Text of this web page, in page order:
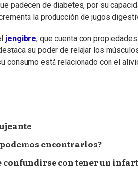
padecen de diabetes, por su
la producción de jugos
jengibre, que cuenta con propiedades
su poder de relajar los
consumo está relacionado con el
encontrarlos?
confundirse con tener un